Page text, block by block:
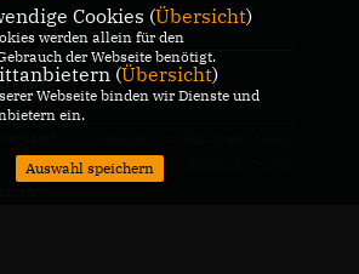
Cookies (Übersicht)
werden allein für den
der Webseite benötigt.
(Übersicht)
Webseite binden wir Dienste und
ein.
Auswahl speichern